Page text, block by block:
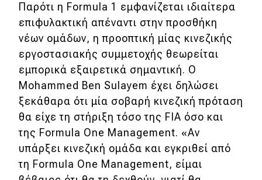
Παρότι η Formula 1 εμφανίζεται ιδιαίτερα
επιφυλακτική απέναντι στην προσθήκη
νέων ομάδων, η προοπτική μίας κινεζικής
εργοστασιακής συμμετοχής θεωρείται
εμπορικά εξαιρετικά σημαντική. Ο
Mohammed Ben Sulayem έχει δηλώσει
ξεκάθαρα ότι μία σοβαρή κινεζική πρόταση
θα είχε τη στήριξη τόσο της FIA όσο και
της Formula One Management. «Αν
υπάρξει κινεζική ομάδα και εγκριθεί από
τη Formula One Management, είμαι